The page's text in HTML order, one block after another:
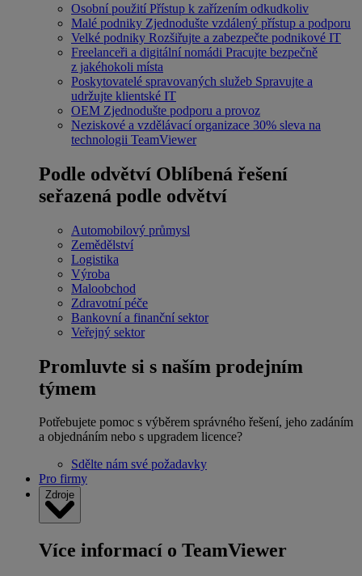
Osobní použití Přístup k zařízením odkudkoliv
Malé podniky Zjednodušte vzdálený přístup a podporu
Velké podniky Rozšiřujte a zabezpečte podnikové IT
Freelanceři a digitální nomádi Pracujte bezpečně
z jakéhokoli místa
Poskytovatelé spravovaných služeb Spravujte a
udržujte klientské IT
OEM Zjednodušte podporu a provoz
Neziskové a vzdělávací organizace 30% sleva na
technologii TeamViewer
Podle odvětví Oblíbená řešení
seřazená podle odvětví
Automobilový průmysl
Zemědělství
Logistika
Výroba
Maloobchod
Zdravotní péče
Bankovní a finanční sektor
Veřejný sektor
Promluvte si s naším prodejním
týmem
Potřebujete pomoc s výběrem správného řešení, jeho zadáním
a objednáním nebo s upgradem licence?
Sdělte nám své požadavky
Pro firmy
Zdroje
Více informací o TeamViewer